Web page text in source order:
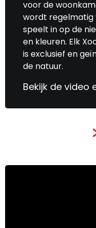
voor de
wordt regelmatig
speelt in op de
en kleuren. Elk
is exclusief en
de natuur.
Bekijk de video